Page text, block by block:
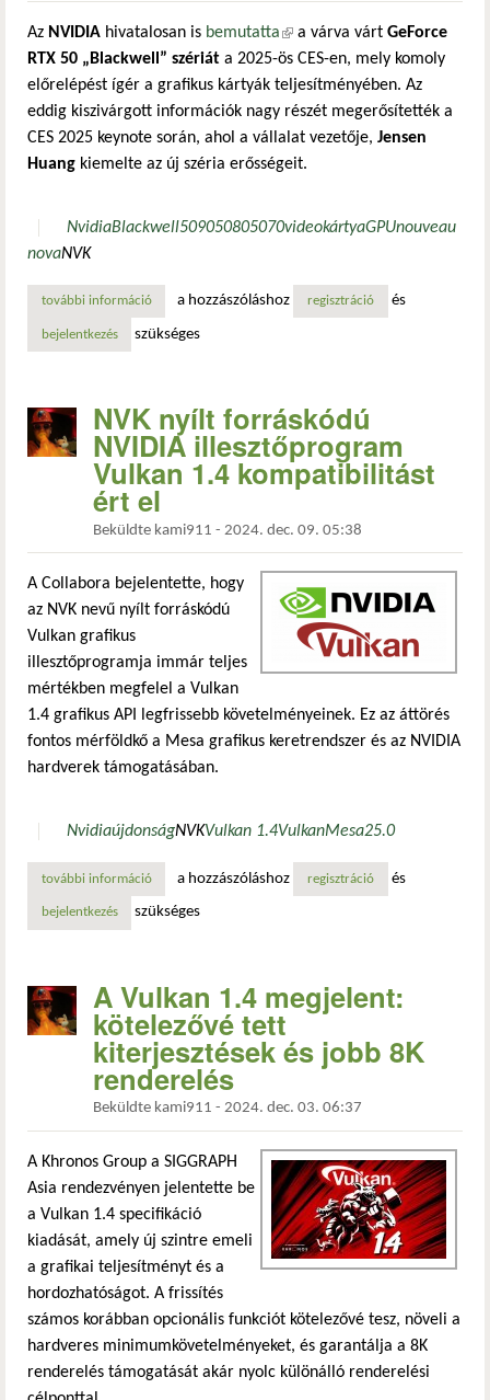
Az NVIDIA hivatalosan is bemutatta(külső hivatkozás)
a várva várt GeForce
RTX 50 „Blackwell” szériát a 2025-ös CES-en, mely komoly
előrelépést ígér a grafikus kártyák teljesítményében. Az
eddig kiszivárgott információk nagy részét megerősítették a
CES 2025 keynote során, ahol a vállalat vezetője, Jensen
Huang kiemelte az új széria erősségeit.
NvidiaBlackwell509050805070videokártyaGPUnouveau
novaNVK
további információaz nvidia geforce rtx 50 „blackwell” széria bejelentése
a hozzászóláshoz regisztráció és
bejelentkezés szükséges
NVK nyílt forráskódú
NVIDIA illesztőprogram
Vulkan 1.4 kompatibilitást
ért el
Beküldte kami911 - 2024. dec. 09. 05:38
A Collabora bejelentette, hogy
az NVK nevű nyílt forráskódú
Vulkan grafikus
illesztőprogramja immár teljes
mértékben megfelel a Vulkan
1.4 grafikus API legfrissebb követelményeinek. Ez az áttörés
fontos mérföldkő a Mesa grafikus keretrendszer és az NVIDIA
hardverek támogatásában.
NvidiaújdonságNVKVulkan 1.4VulkanMesa25.0
további információnvk nyílt forráskódú nvidia illesztőprogram vulkan 1.4
a hozzászóláshoz regisztráció és
bejelentkezés szükséges
A Vulkan 1.4 megjelent:
kötelezővé tett
kiterjesztések és jobb 8K
renderelés
Beküldte kami911 - 2024. dec. 03. 06:37
A Khronos Group a SIGGRAPH
Asia rendezvényen jelentette be
a Vulkan 1.4 specifikáció
kiadását, amely új szintre emeli
a grafikai teljesítményt és a
hordozhatóságot. A frissítés
számos korábban opcionális funkciót kötelezővé tesz, növeli a
hardveres minimumkövetelményeket, és garantálja a 8K
renderelés támogatását akár nyolc különálló renderelési